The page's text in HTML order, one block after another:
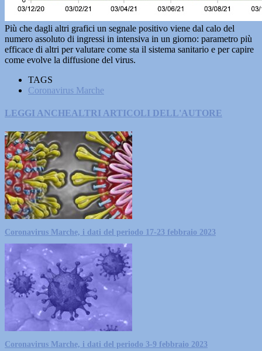
Più che dagli altri grafici un segnale positivo viene dal calo del
numero assoluto di ingressi in intensiva in un giorno: parametro più
efficace di altri per valutare come sta il sistema sanitario e per capire
come evolve la diffusione del virus.
TAGS
Coronavirus Marche
LEGGI ANCHEALTRI ARTICOLI DELL'AUTORE
Coronavirus Marche, i dati del periodo 17-23 febbraio 2023
Coronavirus Marche, i dati del periodo 3-9 febbraio 2023